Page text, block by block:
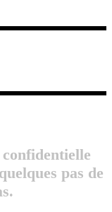
pas de